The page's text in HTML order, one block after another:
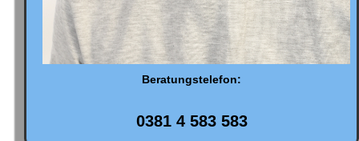
Beratungstelefon:
0381 4 583 583